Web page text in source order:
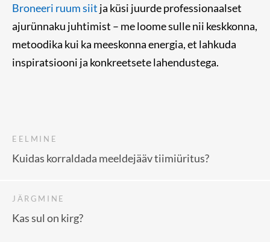
Broneeri ruum siit ja küsi juurde professionaalset
ajurünnaku juhtimist – me loome sulle nii keskkonna,
metoodika kui ka meeskonna energia, et lahkuda
inspiratsiooni ja konkreetsete lahendustega.
EELMINE
Kuidas korraldada meeldejääv tiimiüritus?
JÄRGMINE
Kas sul on kirg?